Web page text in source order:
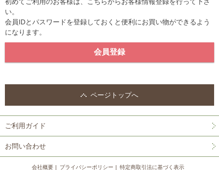
い。
会員IDとパスワードを登録しておくと便利にお買い物ができるよう
になります。
ページトップへ
ご利用ガイド
お問い合わせ
会社概要 プライバシーポリシー 特定商取引法に基づく表示